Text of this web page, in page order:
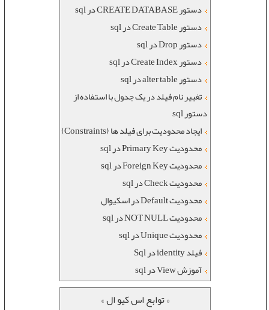
دستور CREATE DATABASE در sql
دستور Create Table در sql
دستور Drop در sql
دستور Create Index در sql
دستور alter table در sql
تغییر نام فیلد در یک جدول با استفاده از
دستور sql
ایجاد محدودیت برای فیلد ها (Constraints)
محدودیت Primary Key در sql
محدودیت Foreign Key در sql
محدودیت Check در sql
محدودیت Default در اسکیوال
محدودیت NOT NULL در sql
محدودیت Unique در sql
فیلد identity در Sql
آموزش View در sql
« توابع اس کیو ال »